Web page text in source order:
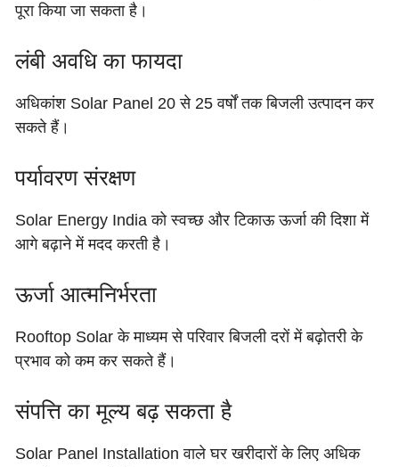
पूरा किया जा सकता है।
लंबी अवधि का फायदा
अधिकांश Solar Panel 20 से 25 वर्षों तक बिजली उत्पादन कर
सकते हैं।
पर्यावरण संरक्षण
Solar Energy India को स्वच्छ और टिकाऊ ऊर्जा की दिशा में
आगे बढ़ाने में मदद करती है।
ऊर्जा आत्मनिर्भरता
Rooftop Solar के माध्यम से परिवार बिजली दरों में बढ़ोतरी के
प्रभाव को कम कर सकते हैं।
संपत्ति का मूल्य बढ़ सकता है
Solar Panel Installation वाले घर खरीदारों के लिए अधिक